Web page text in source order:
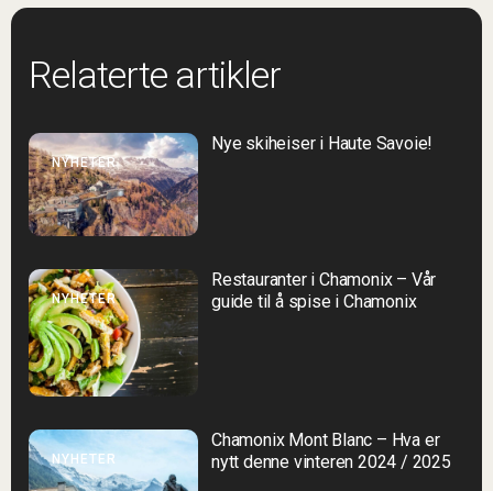
Relaterte artikler
NYHETER
Nye skiheiser i Haute Savoie!
NYHETER
Restauranter i Chamonix – Vår
guide til å spise i Chamonix
NYHETER
Chamonix Mont Blanc – Hva er
nytt denne vinteren 2024 / 2025